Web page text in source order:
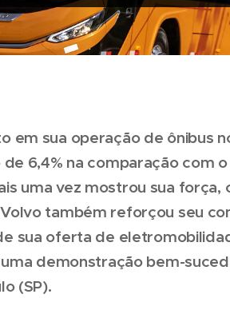
em sua operação de ônibus
6,4% na comparação com
uma vez mostrou sua força,
também reforçou seu
sua oferta de
demonstração bem-
(SP).